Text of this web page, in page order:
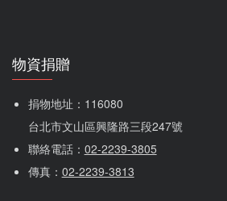
物資捐贈
捐物地址：116080
台北市文山區興隆路三段247號
聯絡電話： 02-2239-3805
傳真： 02-2239-3813